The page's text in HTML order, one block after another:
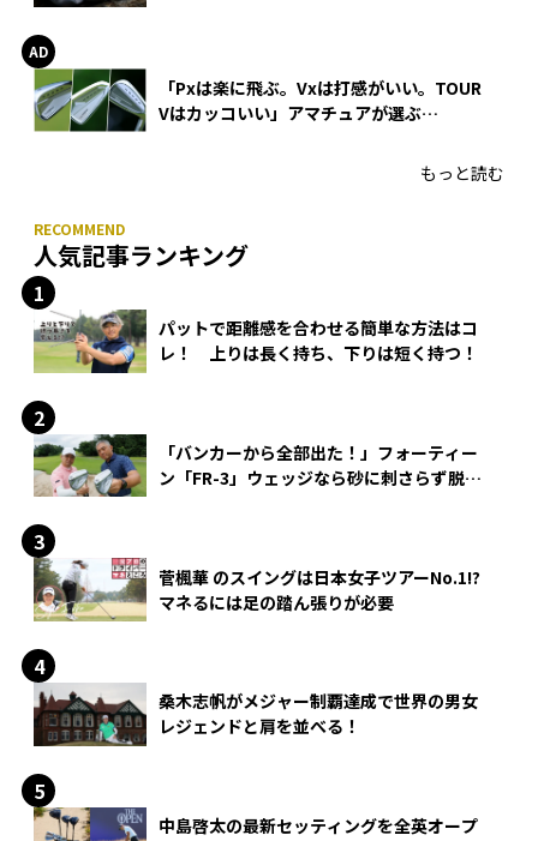
「Pxは楽に飛ぶ。Vxは打感がいい。TOUR
Vはカッコいい」アマチュアが選ぶ
もっと読む
人気記事ランキング
パットで距離感を合わせる簡単な方法はコ
レ！ 上りは長く持ち、下りは短く持つ！
「バンカーから全部出た！」フォーティー
ン「FR-3」ウェッジなら砂に刺さらず脱出
菅楓華 のスイングは日本女子ツアーNo.1!?
マネるには足の踏ん張りが必要
桑木志帆がメジャー制覇達成で世界の男女
レジェンドと肩を並べる！
中島啓太の最新セッティングを全英オープ